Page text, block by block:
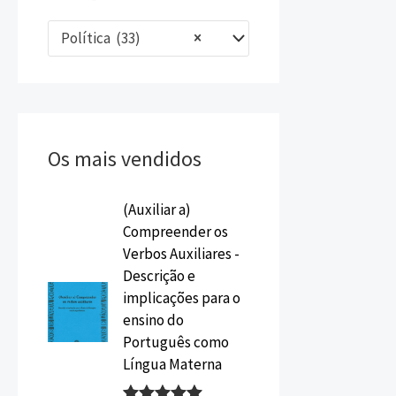
×
Política (33)
Os mais vendidos
(Auxiliar a)
Compreender os
Verbos Auxiliares -
Descrição e
implicações para o
ensino do
Português como
Língua Materna
O
p
r
e
ç
o
o
r
i
r
e
o
t
u